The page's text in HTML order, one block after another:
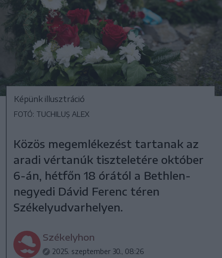
Képünk illusztráció
FOTÓ: TUCHILUȘ ALEX
Közös megemlékezést tartanak az
aradi vértanúk tiszteletére október
6-án, hétfőn 18 órától a Bethlen-
negyedi Dávid Ferenc téren
Székelyudvarhelyen.
Székelyhon
2025. szeptember 30., 08:26